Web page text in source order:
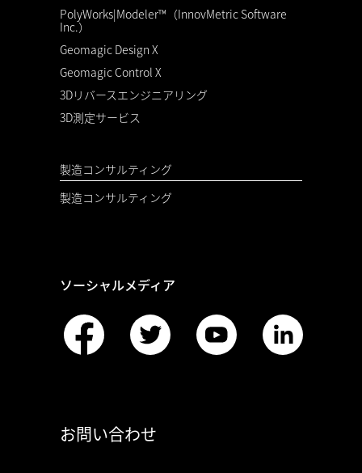
PolyWorks|Modeler™（InnovMetric Software
Inc.）
Geomagic Design X
Geomagic Control X
3Dリバースエンジニアリング
3D測定サービス
製造コンサルティング
製造コンサルティング
ソーシャルメディア
お問い合わせ